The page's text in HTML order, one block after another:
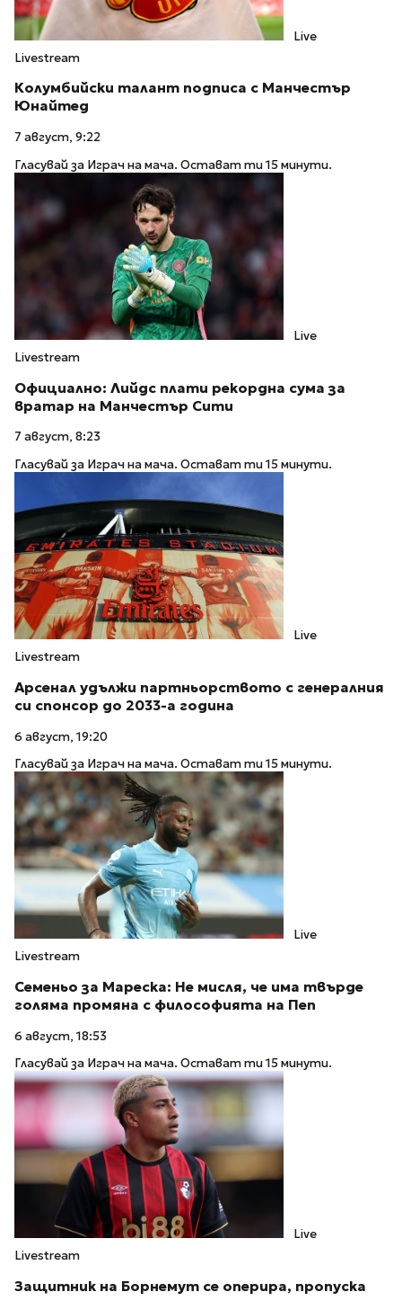
Live
Livestream
Колумбийски талант подписа с Манчестър
Юнайтед
7 август, 9:22
Гласувай за Играч на мача. Остават ти 15 минути.
Live
Livestream
Официално: Лийдс плати рекордна сума за
вратар на Манчестър Сити
7 август, 8:23
Гласувай за Играч на мача. Остават ти 15 минути.
Live
Livestream
Арсенал удължи партньорството с генералния
си спонсор до 2033-а година
6 август, 19:20
Гласувай за Играч на мача. Остават ти 15 минути.
Live
Livestream
Семеньо за Мареска: Не мисля, че има твърде
голяма промяна с философията на Пеп
6 август, 18:53
Гласувай за Играч на мача. Остават ти 15 минути.
Live
Livestream
Защитник на Борнемут се оперира, пропуска